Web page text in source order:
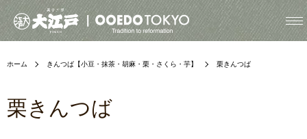
ホーム きんつば【小豆・抹茶・胡麻・栗・さくら・芋】 栗きんつば
栗きんつば